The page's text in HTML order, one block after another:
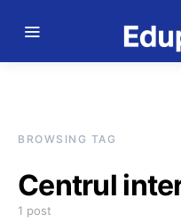
BROWSING TAG
Centrul
1 post